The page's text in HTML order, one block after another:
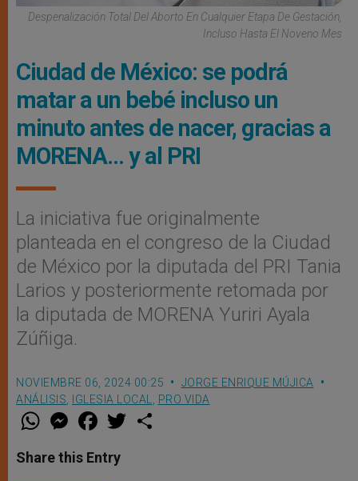
Despenalización Total Del Aborto En Cualquier Etapa De Gestación,
Incluso Hasta El Noveno Mes
Ciudad de México: se podrá
matar a un bebé incluso un
minuto antes de nacer, gracias a
MORENA… y al PRI
La iniciativa fue originalmente
planteada en el congreso de la Ciudad
de México por la diputada del PRI Tania
Larios y posteriormente retomada por
la diputada de MORENA Yuriri Ayala
Zúñiga.
NOVIEMBRE 06, 2024 00:25
JORGE ENRIQUE MÚJICA
ANÁLISIS
IGLESIA LOCAL PRO VIDA
W
t
s
M
e
s
e
F
a
e
b
w
Share this Entry